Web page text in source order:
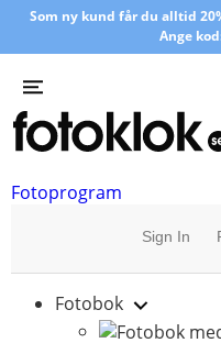
Som ny kund får du alltid
Ange
Fotoprogram
Sign In
Fotobok